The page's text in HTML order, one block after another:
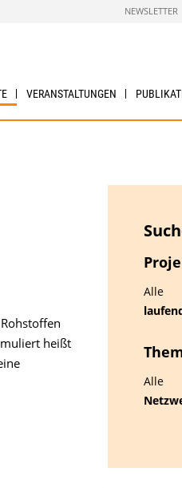
NEWSLETTER
VERANSTALTUNGEN
heißt
Alle
Alle